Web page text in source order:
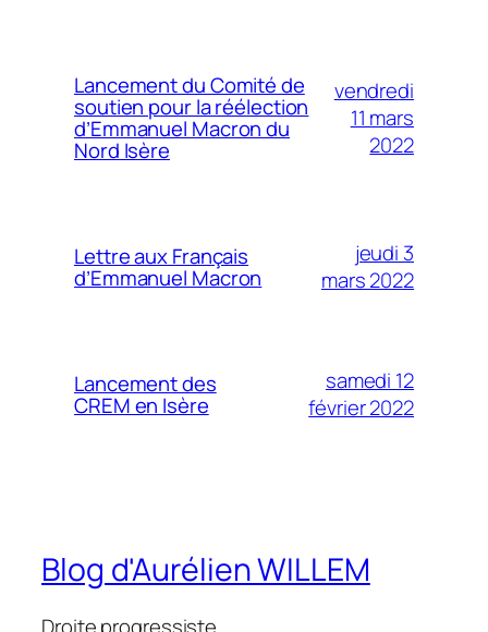
Lancement du Comité de
soutien pour la réélection
d’Emmanuel Macron du
Nord Isère
vendredi
11 mars
2022
Lettre aux Français
d’Emmanuel Macron
jeudi 3
mars 2022
Lancement des
CREM en Isère
samedi 12
février 2022
Blog d'Aurélien WILLEM
Droite progressiste